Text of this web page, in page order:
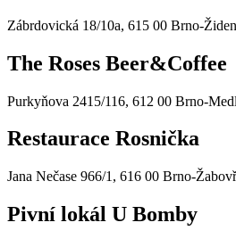
Zábrdovická 18/10a, 615 00 Brno-
The Roses Beer&Coffee
Purkyňova 2415/116, 612 00 Brno-
Restaurace Rosnička
Jana Nečase 966/1, 616 00 Brno-
Pivní lokál U Bomby